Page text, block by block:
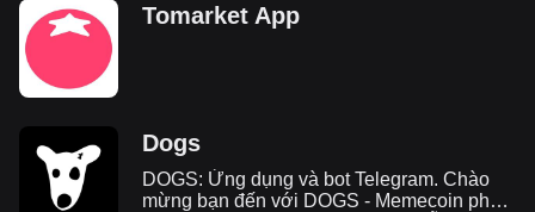
Tomarket App
Dogs
DOGS: Ứng dụng và bot Telegram. Chào
mừng bạn đến với DOGS - Memecoin phổ